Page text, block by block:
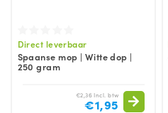
Direct leverbaar
Spaanse mop | Witte dop |
250 gram
€2,36 Incl. btw
€1,95